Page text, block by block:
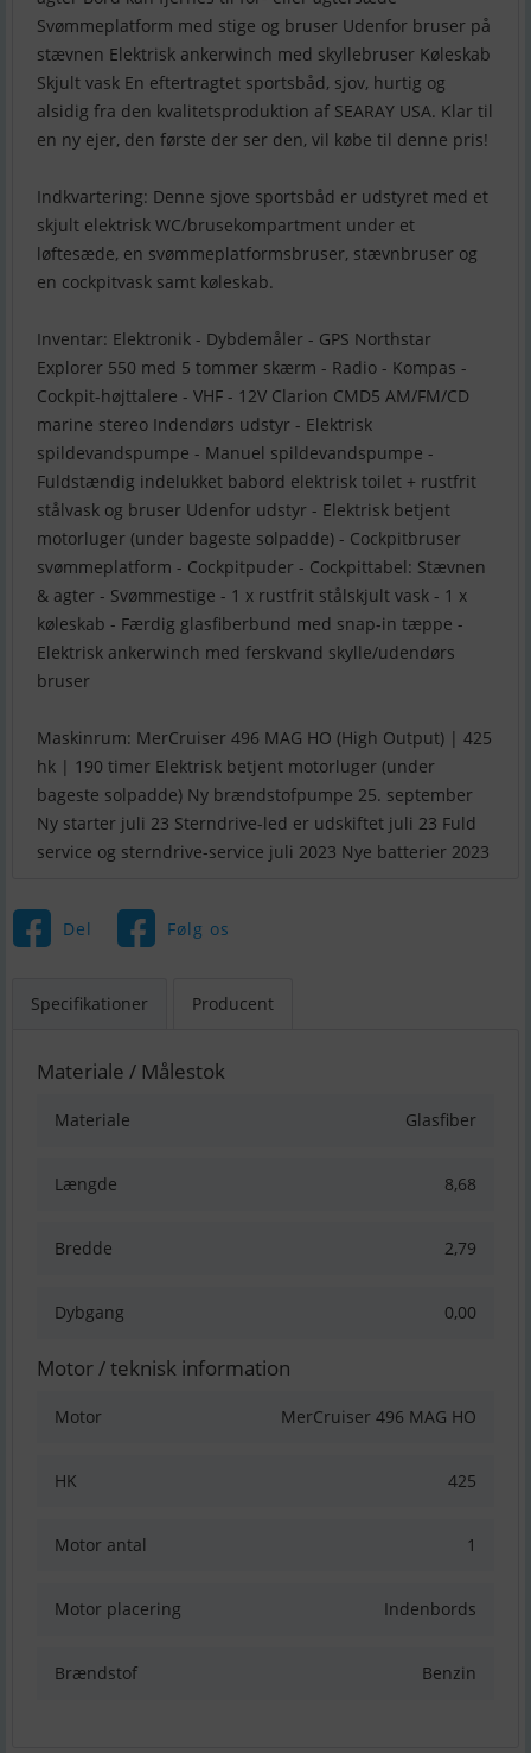
Svømmeplatform med stige og bruser Udenfor bruser på
stævnen Elektrisk ankerwinch med skyllebruser Køleskab
Skjult vask En eftertragtet sportsbåd, sjov, hurtig og
alsidig fra den kvalitetsproduktion af SEARAY USA. Klar til
en ny ejer, den første der ser den, vil købe til denne pris!
Indkvartering: Denne sjove sportsbåd er udstyret med et
skjult elektrisk WC/brusekompartment under et
løftesæde, en svømmeplatformsbruser, stævnbruser og
en cockpitvask samt køleskab.
Inventar: Elektronik - Dybdemåler - GPS Northstar
Explorer 550 med 5 tommer skærm - Radio - Kompas -
Cockpit-højttalere - VHF - 12V Clarion CMD5 AM/FM/CD
marine stereo Indendørs udstyr - Elektrisk
spildevandspumpe - Manuel spildevandspumpe -
Fuldstændig indelukket babord elektrisk toilet + rustfrit
stålvask og bruser Udenfor udstyr - Elektrisk betjent
motorluger (under bageste solpadde) - Cockpitbruser
svømmeplatform - Cockpitpuder - Cockpittabel: Stævnen
& agter - Svømmestige - 1 x rustfrit stålskjult vask - 1 x
køleskab - Færdig glasfiberbund med snap-in tæppe -
Elektrisk ankerwinch med ferskvand skylle/udendørs
bruser
Maskinrum: MerCruiser 496 MAG HO (High Output) | 425
hk | 190 timer Elektrisk betjent motorluger (under
bageste solpadde) Ny brændstofpumpe 25. september
Ny starter juli 23 Sterndrive-led er udskiftet juli 23 Fuld
service og sterndrive-service juli 2023 Nye batterier 2023
Del Følg os
Specifikationer Producent
Materiale / Målestok
Materiale Glasfiber
Længde 8,68
Bredde 2,79
Dybgang 0,00
Motor / teknisk information
Motor MerCruiser 496 MAG HO
HK 425
Motor antal 1
Motor placering Indenbords
Brændstof Benzin